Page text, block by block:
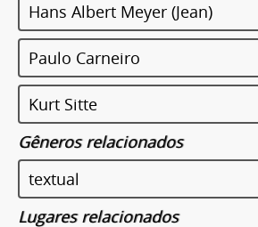
Hans Albert Meyer (Jean)
Paulo Carneiro
Kurt Sitte
Gêneros relacionados
textual
Lugares relacionados